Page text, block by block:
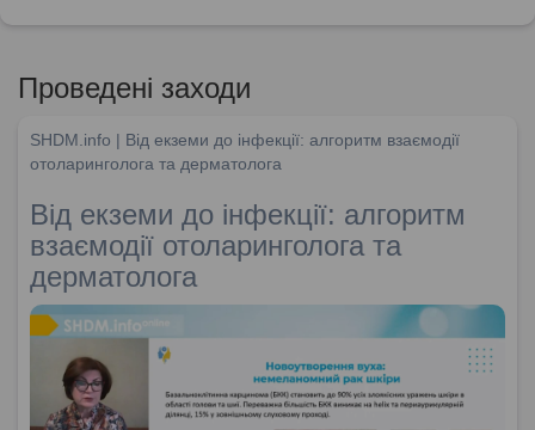
Проведені заходи
SHDM.info | Від екземи до інфекції: алгоритм взаємодії
отоларинголога та дерматолога
Від екземи до інфекції: алгоритм
взаємодії отоларинголога та
дерматолога